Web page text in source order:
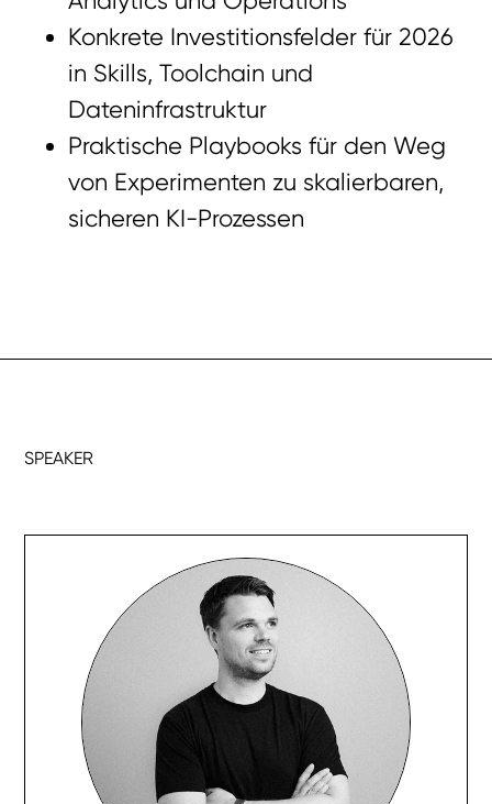
Konkrete Investitionsfelder für 2026
in Skills, Toolchain und
Dateninfrastruktur
Praktische Playbooks für den Weg
von Experimenten zu skalierbaren,
sicheren KI-Prozessen
SPEAKER